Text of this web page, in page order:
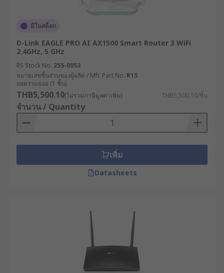
ประโยชน์ของเราเตอร์
อินเทอร์เน็ตที่ผู้ประกอบการ
ควรรู้
การลงทุนในโมเด็ม WiFi คุณภาพสูงสำหรับ
อุตสาหกรรม นำมาซึ่งประโยชน์มากมายที่ส่งผล
โดยตรงต่อประสิทธิภาพการดำเนินงานและความ
สามารถในการแข่งขันของธุรกิจ เช่น
เพิ่มเสถียรภาพการเชื่อมต่อ : ลดการหยุดชะงัก
โดยเฉพาะในกระบวนการผลิตต่อเนื่องหากการ
ขาดการเชื่อมต่อแม้เพียงไม่กี่นาทีอาจส่งผลให้
เกิดความเสียหายมหาศาล
อุตสาหกรรม ซึ่งมีแนวโน้มเพิ่มสูงขึ้นอย่างต่อ
เนื่อง ช่วยปกป้องทรัพย์สินทางปัญญาและข้อมูล
รองรับการขยายตัวของระบบ IoT : เชื่อมต่อกับ
อุปกรณ์และเซ็นเซอร์จำนวนมากในโรงงาน
มีในสต็อก
D-Link EAGLE PRO AI AX1500 Smart Router 3 WiFi
2.4GHz, 5 GHz
RS Stock No. 255-0053
หมายเลขชิ้นส่วนของผู้ผลิต / Mfr. Part No. R15
ยอดรวมย่อย (1 ชิ้น)
THB5,500.10(ไม่รวมภาษีมูลค่าเพิ่ม) THB5,500.10/ชิ้น
จำนวน / Quantity
เพิ่ม
Datasheets